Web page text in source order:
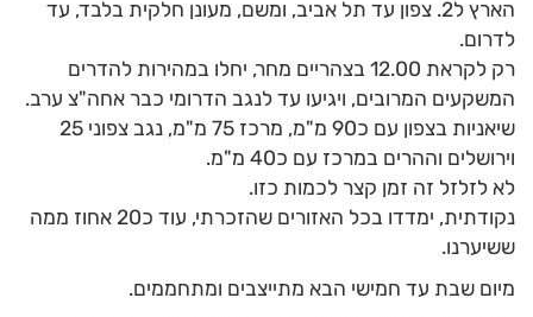
הארץ ל2. צפון עד תל אביב, ומשם, מעונן חלקית בלבד, עד
לדרום.
רק לקראת 12.00 בצהריים מחר, יחלו במהירות להדרים
המשקעים המרובים, ויגיעו עד לנגב הדרומי כבר אחה"צ ערב.
שיאניות בצפון עם כ90 מ"מ, מרכז 75 מ"מ, נגב צפוני 25
וירושלים וההרים במרכז עם כ40 מ"מ.
לא לזלזל זה זמן קצר לכמות כזו.
נקודתית, ימדדו בכל האזורים שהזכרתי, עוד כ20 אחוז ממה
ששיערנו.
מיום שבת עד חמישי הבא מתייצבים ומתחממים.